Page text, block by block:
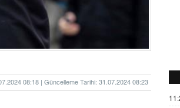
08:18 | Güncelleme Tarihi: 31.07.2024 08:23